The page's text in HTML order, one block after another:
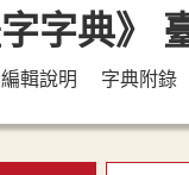
編輯說明 字典附錄